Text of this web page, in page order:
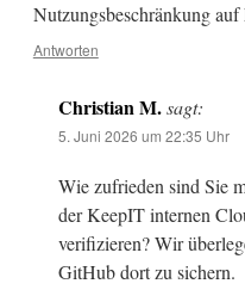
Nutzungsbeschränkung
Antworten
Christian M. sagt:
5. Juni 2026 um 22:35 Uhr
Wie zufrieden sind Sie
der KeepIT internen
verifizieren? Wir
GitHub dort zu sichern.